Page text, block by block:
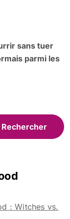
sans tuer
parmi les
: Witches vs.